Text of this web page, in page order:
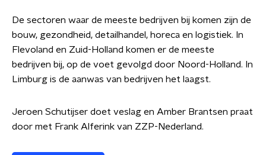
De sectoren waar de meeste bedrijven bij komen zijn de
bouw, gezondheid, detailhandel, horeca en logistiek. In
Flevoland en Zuid-Holland komen er de meeste
bedrijven bij, op de voet gevolgd door Noord-Holland. In
Limburg is de aanwas van bedrijven het laagst.
Jeroen Schutijser doet veslag en Amber Brantsen praat
door met Frank Alferink van ZZP-Nederland.